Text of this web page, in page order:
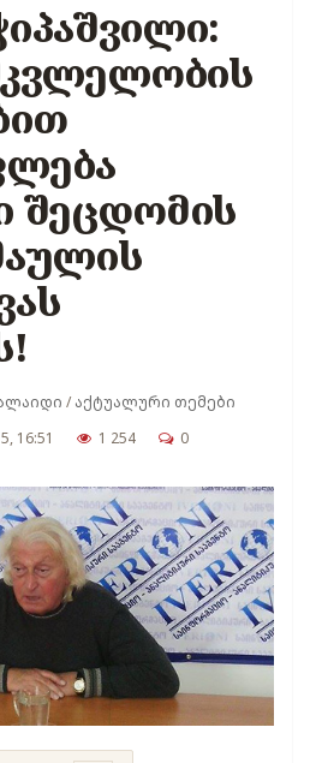
შეცდომის
/აქტუალური თემები
16:51 1 254 0